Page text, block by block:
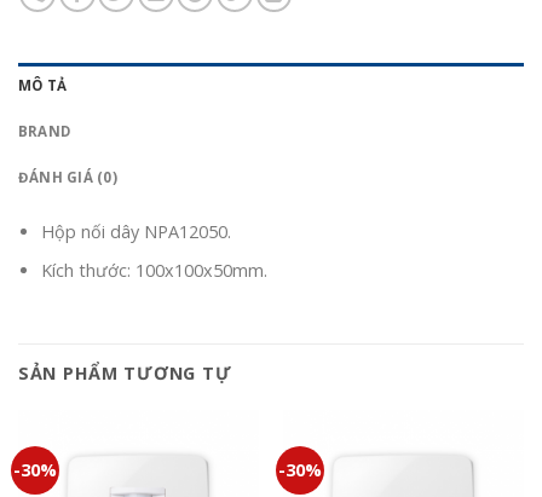
MÔ TẢ
BRAND
ĐÁNH GIÁ (0)
Hộp nối dây NPA12050.
Kích thước: 100x100x50mm.
SẢN PHẨM TƯƠNG TỰ
-30% -30%